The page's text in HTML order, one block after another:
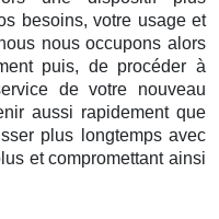
besoins, votre usage et
nous occupons alors
puis, de procéder à
de votre nouveau
aussi rapidement que
plus longtemps avec
et compromettant ainsi